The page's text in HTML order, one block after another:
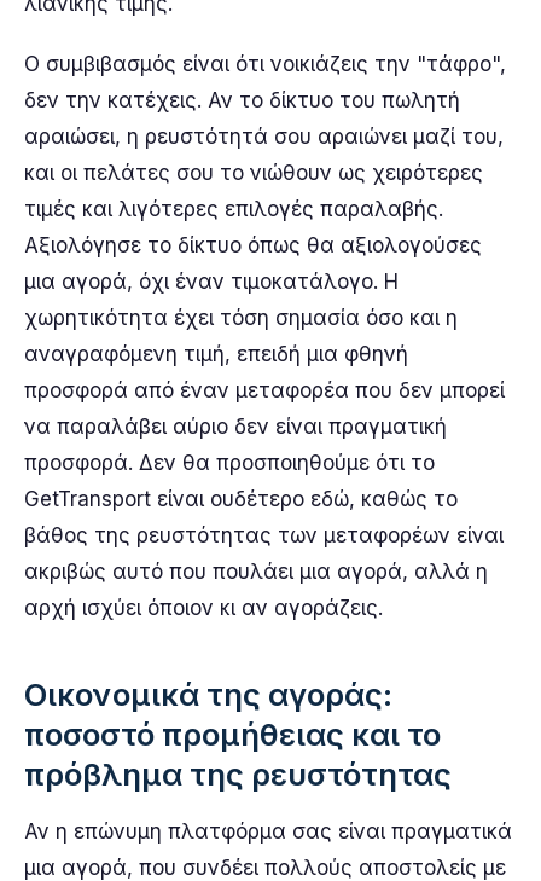
Ο συμβιβασμός είναι ότι νοικιάζεις την "τάφρο",
δεν την κατέχεις. Αν το δίκτυο του πωλητή
αραιώσει, η ρευστότητά σου αραιώνει μαζί του,
και οι πελάτες σου το νιώθουν ως χειρότερες
τιμές και λιγότερες επιλογές παραλαβής.
Αξιολόγησε το δίκτυο όπως θα αξιολογούσες
μια αγορά, όχι έναν τιμοκατάλογο. Η
χωρητικότητα έχει τόση σημασία όσο και η
αναγραφόμενη τιμή, επειδή μια φθηνή
προσφορά από έναν μεταφορέα που δεν μπορεί
να παραλάβει αύριο δεν είναι πραγματική
προσφορά. Δεν θα προσποιηθούμε ότι το
GetTransport είναι ουδέτερο εδώ, καθώς το
βάθος της ρευστότητας των μεταφορέων είναι
ακριβώς αυτό που πουλάει μια αγορά, αλλά η
αρχή ισχύει όποιον κι αν αγοράζεις.
Οικονομικά της αγοράς:
ποσοστό προμήθειας και το
πρόβλημα της ρευστότητας
Αν η επώνυμη πλατφόρμα σας είναι πραγματικά
μια αγορά, που συνδέει πολλούς αποστολείς με